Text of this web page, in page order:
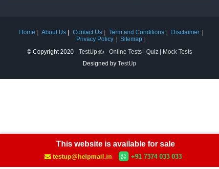
This website is available for sale
testup@helpmail.in +91 7374 033 033
Home About Us Contact Us Term and Conditions
Disclaimer
Privacy Policy
Sitemap
© Copyright 2020 - TestUp✍️ - Online Tests | Quiz | Mock Tests
Designed by TestUp